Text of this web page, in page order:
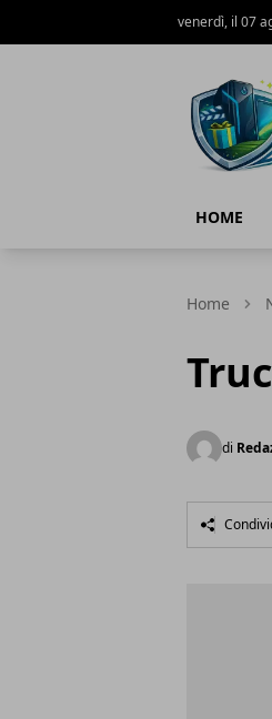
venerdì, il 07
HOME
Home
di